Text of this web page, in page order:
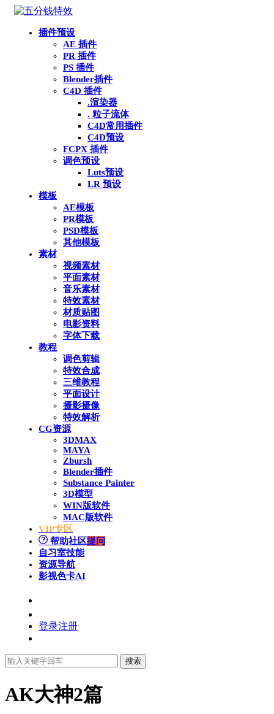
插件预设
AE 插件
PR 插件
PS 插件
Blender插件
C4D 插件
.渲染器
. 粒子流体
C4D常用插件
C4D预设
FCPX 插件
调色预设
Luts预设
LR 预设
模板
AE模板
PR模板
PSD模板
其他模板
素材
视频素材
平面素材
音乐素材
特效素材
材质贴图
电影资料
字体下载
教程
调色剪辑
特效合成
三维教程
平面设计
摄影摄像
特效解析
CG资源
3DMAX
MAYA
Zbursh
Blender插件
Substance Painter
3D模型
WIN版软件
MAC版软件
VIP专区
帮助社区提问
自习室技能
资源导航
影视色卡AI
登录注册
搜索
AK大神2篇